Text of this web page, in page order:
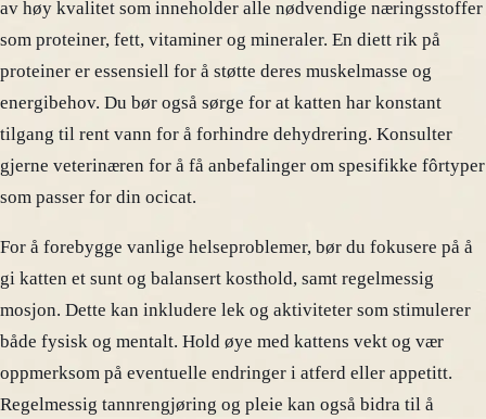
av høy kvalitet som inneholder alle nødvendige næringsstoffer
som proteiner, fett, vitaminer og mineraler. En diett rik på
proteiner er essensiell for å støtte deres muskelmasse og
energibehov. Du bør også sørge for at katten har konstant
tilgang til rent vann for å forhindre dehydrering. Konsulter
gjerne veterinæren for å få anbefalinger om spesifikke fôrtyper
som passer for din ocicat.
For å forebygge vanlige helseproblemer, bør du fokusere på å
gi katten et sunt og balansert kosthold, samt regelmessig
mosjon. Dette kan inkludere lek og aktiviteter som stimulerer
både fysisk og mentalt. Hold øye med kattens vekt og vær
oppmerksom på eventuelle endringer i atferd eller appetitt.
Regelmessig tannrengjøring og pleie kan også bidra til å